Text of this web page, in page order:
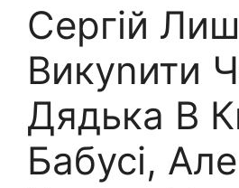
Сергій
Викуnити
Дядька В
Бабусі,